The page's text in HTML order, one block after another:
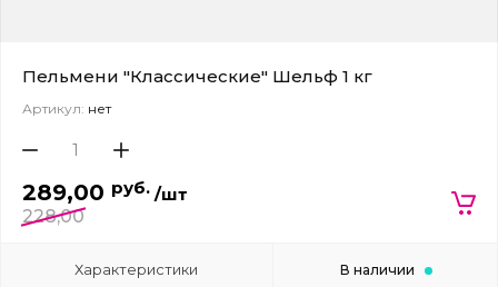
Пельмени "Классические" Шельф 1 кг
Артикул: нет
289,00 руб. /шт
228,00
Характеристики В наличии